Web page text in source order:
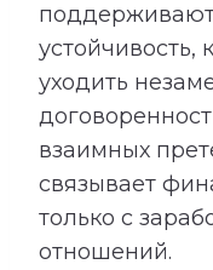
устойчивость,
уходить
взаимных
связывает
только с
отношений.